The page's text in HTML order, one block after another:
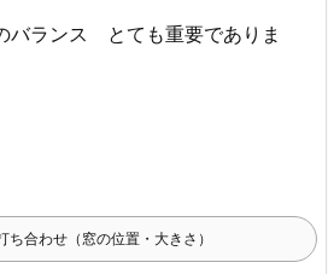
バランス とても重要でありま
ち合わせ（窓の位置・大きさ）